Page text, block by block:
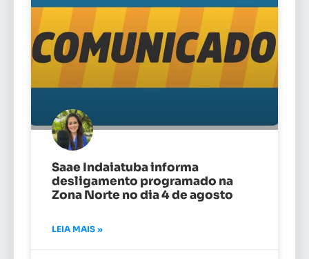
Saae Indaiatuba informa
desligamento programado na
Zona Norte no dia 4 de agosto
LEIA MAIS »